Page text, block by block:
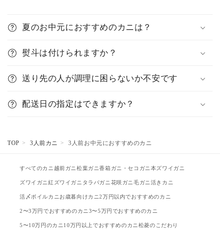
夏のお中元におすすめのカニは？
熨斗は付けられますか？
送り先の人が調理に困らないか不安です
配送日の指定はできますか？
TOP 3人前カニ 3人前お中元におすすめのカニ
すべてのカニ 越前ガニ松葉ガニ香箱ガニ・セコガニ 本ズワイガニ
ズワイガニ 紅ズワイガニ タラバガニ 花咲ガニ毛ガニ 活きカニ
活〆ボイルカニ お歳暮向けカニ2万円以内でおすすめのカニ
2〜3万円でおすすめのカニ 3〜5万円でおすすめのカニ
5〜10万円のカニ 10万円以上でおすすめのカニ 松菱のこだわり